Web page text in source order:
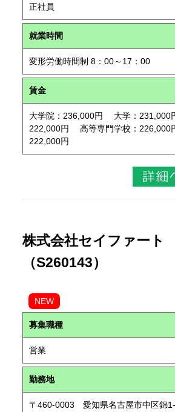
正社員
就業時間
変形労働時間制 8：00～17：00
賃金
大学院：236,000円 大学：231,000
222,000円 高等専門学校：226,000
222,000円
株式会社セイファート
（S260143）
NEW
募集職種
営業
勤務地
〒460-0003 愛知県名古屋市中区錦